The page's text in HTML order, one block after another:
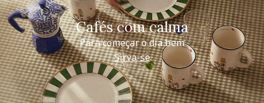
Cafés com calma
Para começar o dia bem
Sirva-se